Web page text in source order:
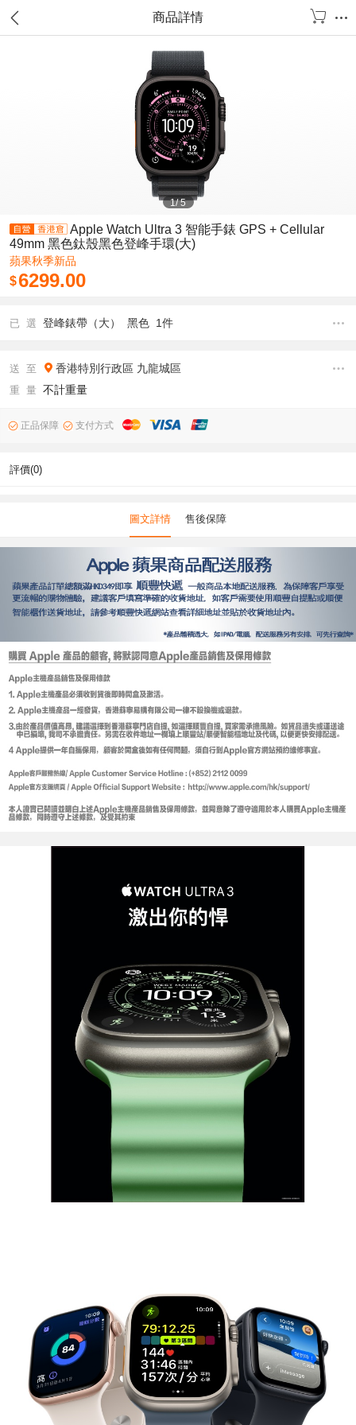
商品詳情
1/5
Apple Watch Ultra 3 智能手錶 GPS + Cellular
49mm 黑色鈦殼黑色登峰手環(大)
蘋果秋季新品
$6299.00
已 選 登峰錶帶（大） 黑色 1件
送 至 香港特別行政區 九龍城區
重 量 不計重量
正品保障 支付方式
評價(0)
圖文詳情 售後保障